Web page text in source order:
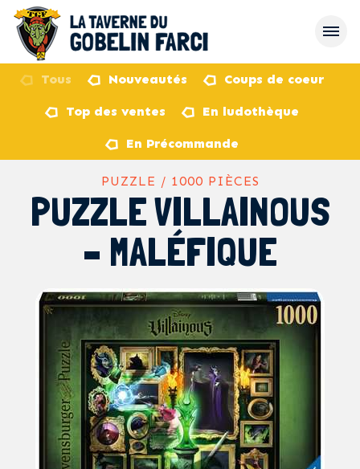
Tous Nouveautés Coups de coeur
Top des ventes En ludothèque
En Précommande
PUZZLE / 1000 PIÈCES
PUZZLE VILLAINOUS
– MALÉFIQUE